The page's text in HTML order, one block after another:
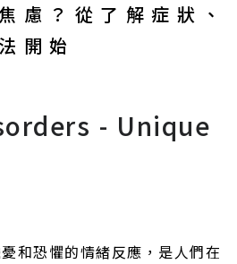
慮？從了解症狀、
開始
和恐懼的情緒反應，是人們在